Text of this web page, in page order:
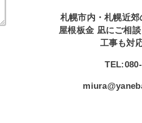
札幌市内・札幌近
屋根板金 凪にご相
工事も対